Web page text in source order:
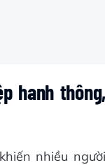
hanh thông,
nhiều người